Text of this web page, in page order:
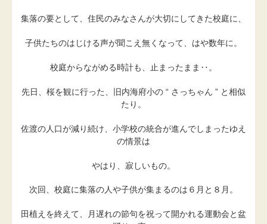
集落の要として、住民のみなさんが大切にしてきた校庭に、
子供たちのはじける声が聞こえ無くなって、はや数年に。
校庭からながめる時計も、止まったまま‥。
先日、桜を観に行った、旧内海府小の “ さっちゃん ” と相似
たり。
佐渡の人口が減り続け、小学校の統合が進んでしまったゆえ
の情景は
やはり、寂しいもの。
次回、校庭に集落の人や子供が集まるのは６月と８月。
田植えを終えて、月遅れの節句を祝って開かれる運動会と盆